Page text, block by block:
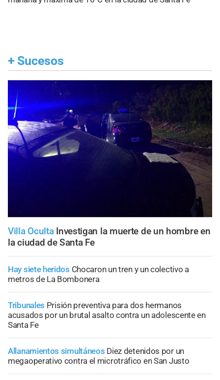
+ Sucesos
Villa Oculta Investigan la muerte de un hombre en
la ciudad de Santa Fe
Hay siete heridos Chocaron un tren y un colectivo a
metros de La Bombonera
Tribunales Prisión preventiva para dos hermanos
acusados por un brutal asalto contra un adolescente en
Santa Fe
Allanamientos simultáneos Diez detenidos por un
megaoperativo contra el microtráfico en San Justo